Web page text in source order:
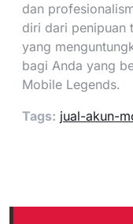
dan
diri dari penipuan
yang
bagi Anda yang
Mobile Legends.
Tags: jual-akun-